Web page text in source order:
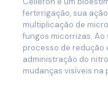
fertirrigação, sua
multiplicação de
fungos micorrizas.
processo de redução
administração do
mudanças visíveis na